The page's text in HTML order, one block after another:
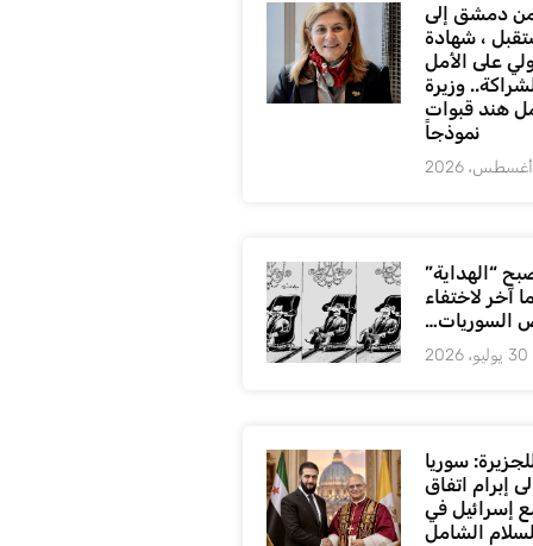
دمشق إلى
، شهادة
على الأمل
وزيرة
هند قبوات
نموذجاً
“الهداية”
آخر لاختفاء
السوريات…
30 يوليو، 2026
سوريا
إبرام اتفاق
إسرائيل في
الشامل